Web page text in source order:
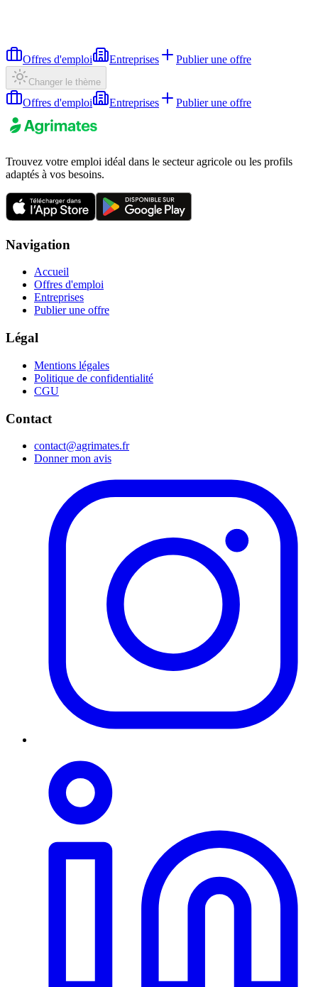
Offres d'emploi Entreprises Publier une offre
Changer le thème
Offres d'emploi Entreprises Publier une offre
Trouvez votre emploi idéal dans le secteur agricole ou les profils
adaptés à vos besoins.
Navigation
Accueil
Offres d'emploi
Entreprises
Publier une offre
Légal
Mentions légales
Politique de confidentialité
CGU
Contact
contact@agrimates.fr
Donner mon avis